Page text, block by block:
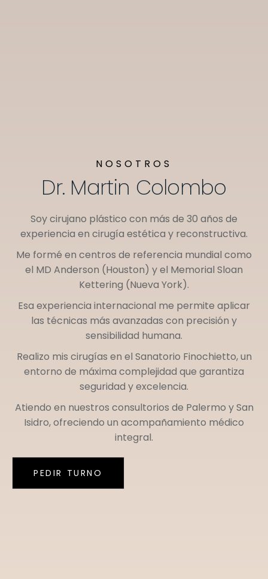
NOSOTROS
Dr. Martin Colombo
Soy cirujano plástico con más de 30 años de
experiencia en cirugía estética y reconstructiva.
Me formé en centros de referencia mundial como
el MD Anderson (Houston) y el Memorial Sloan
Kettering (Nueva York).
Esa experiencia internacional me permite aplicar
las técnicas más avanzadas con precisión y
sensibilidad humana.
Realizo mis cirugías en el Sanatorio Finochietto, un
entorno de máxima complejidad que garantiza
seguridad y excelencia.
Atiendo en nuestros consultorios de Palermo ySan
Isidro, ofreciendo un acompañamiento médico
integral.
PEDIR TURNO